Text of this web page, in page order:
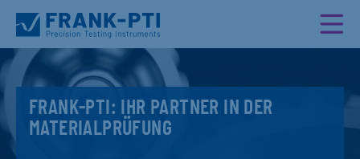
FRANK-PTI: IHR PARTNER IN DER
MATERIALPRÜFUNG